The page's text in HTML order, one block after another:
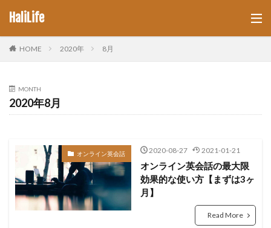
HaliLife
HOME 2020年 8月
MONTH
2020年8月
オンライン英会話 2020-08-27 2021-01-21
オンライン英会話の最大限
効果的な使い方【まずは3ヶ
月】
Read More